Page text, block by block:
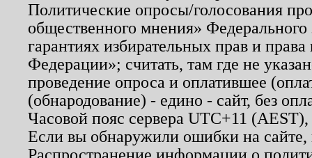
Политические опросы/голосования
общественного мнения»
гарантиях избирательных прав и
Федерации»; считать, там где не
проведение опроса и оплатившее
(обнародование) - едино - сайт, без
Часовой пояс сервера UTC+11
Если вы обнаружили ошибки на
Распространение информации о